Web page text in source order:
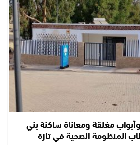
مغلقة ومعاناة ساكنة بني
المنظومة الصحية في تازة